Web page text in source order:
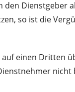
Dienstgeber
so ist die
einen Dritten